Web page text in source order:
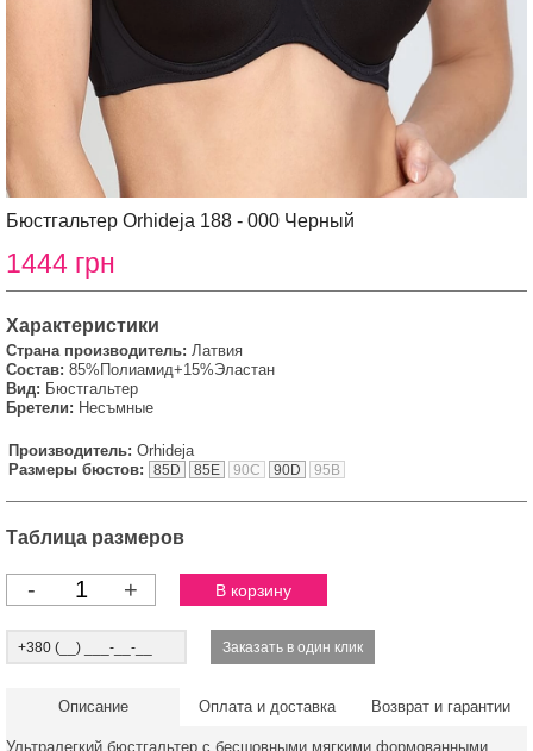
Бюстгальтер Orhideja 188 - 000 Черный
1444 грн
Характеристики
Страна производитель: Латвия
Состав: 85%Полиамид+15%Эластан
Вид: Бюстгальтер
Бретели: Несъмные
Производитель: Orhideja
Размеры бюстов:
85D 85E 90C 90D 95B
Таблица размеров
- +
Описание Оплата и доставка Возврат и гарантии
Ультралегкий бюстгальтер с бесшовными мягкими формованными